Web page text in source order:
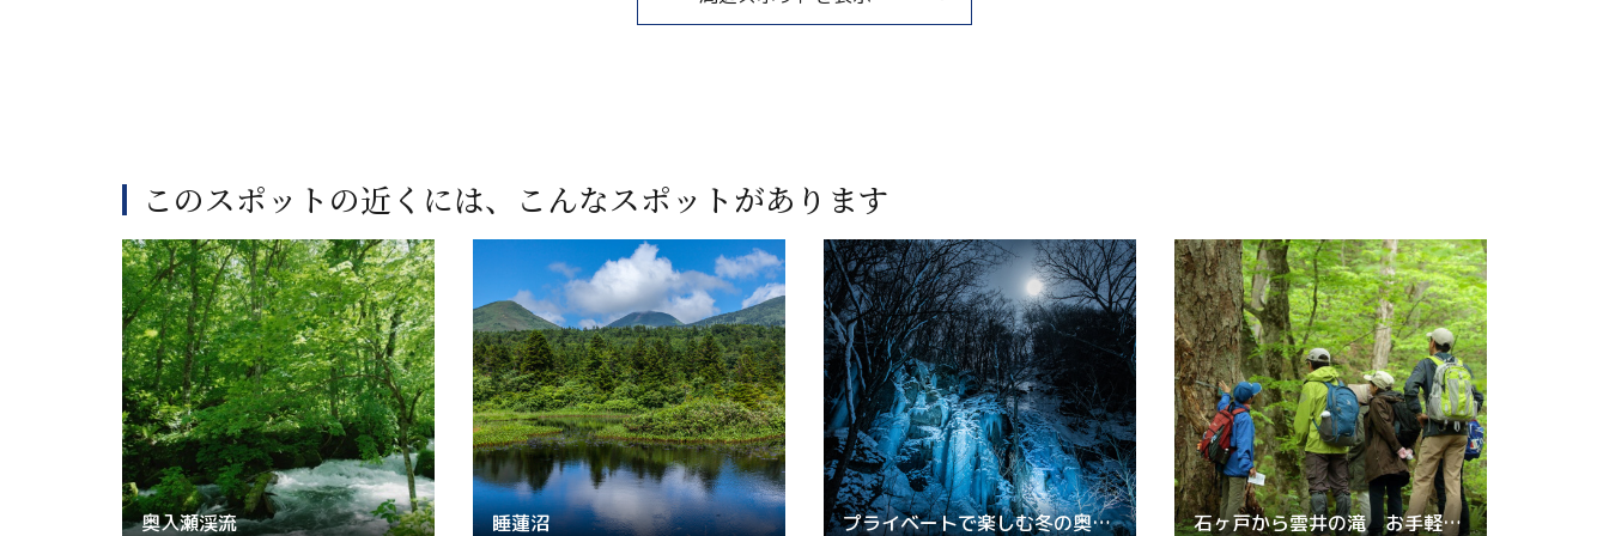
このスポットの近くには、 こんなスポットがあります
奥入瀬渓流 睡蓮沼 プライベートで楽しむ冬の奥入瀬ナイトツアー 石ヶ戸から雲井の滝 お手軽渓流コース【トレッキング】